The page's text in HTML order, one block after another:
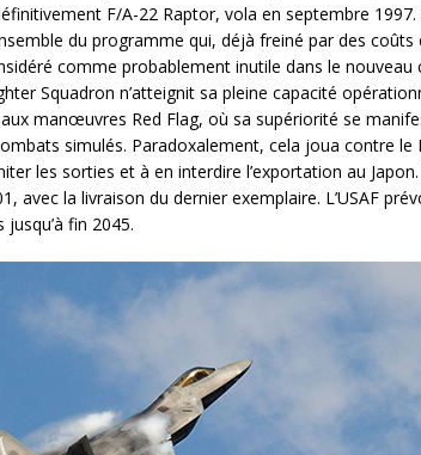
F/A-22 Raptor, vola en septembre 1997.
du programme qui, déjà freiné par des
comme probablement inutile dans le nouveau
Squadron n’atteignit sa pleine capacité
manœuvres Red Flag, où sa supériorité se
simulés. Paradoxalement, cela joua contre le
les sorties et à en interdire l’exportation au
avec la livraison du dernier exemplaire. L’USAF
fin 2045.